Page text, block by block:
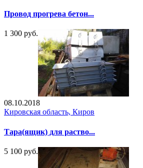
Провод прогрева бетон...
1 300 руб.
08.10.2018
Кировская область, Киров
Тара(ящик) для раство...
5 100 руб.